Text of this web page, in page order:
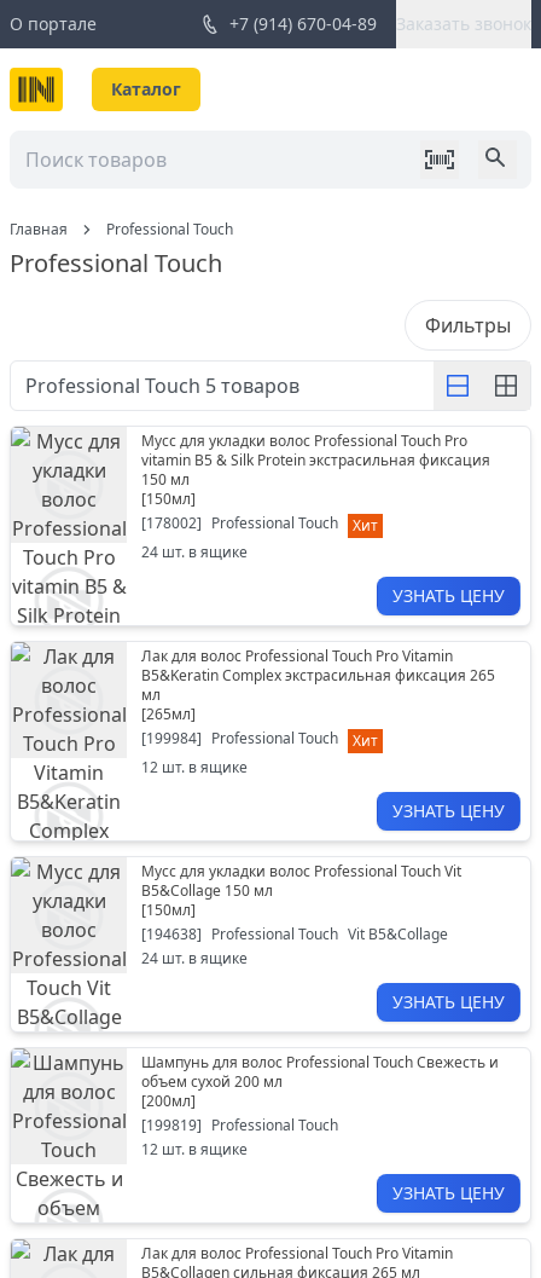
О портале +7 (914) 670-04-89 Заказать звонок
Каталог
Главная Professional Touch
Professional Touch
Фильтры
Professional Touch 5товаров
Мусс для укладки волос Professional Touch Pro
vitamin B5 & Silk Protein экстрасильная фиксация
150 мл
[150мл]
[178002] Professional Touch
Хит
24 шт. в ящике
УЗНАТЬ ЦЕНУ
Лак для волос Professional Touch Pro Vitamin
B5&Keratin Complex экстрасильная фиксация 265
мл
[265мл]
[199984] Professional Touch
Хит
12 шт. в ящике
УЗНАТЬ ЦЕНУ
Мусс для укладки волос Professional Touch Vit
B5&Collage 150 мл
[150мл]
[194638] Professional Touch Vit B5&Collage
24 шт. в ящике
УЗНАТЬ ЦЕНУ
Шампунь для волос Professional Touch Свежесть и
объем сухой 200 мл
[200мл]
[199819] Professional Touch
12 шт. в ящике
УЗНАТЬ ЦЕНУ
Лак для волос Professional Touch Pro Vitamin
B5&Collagen сильная фиксация 265 мл